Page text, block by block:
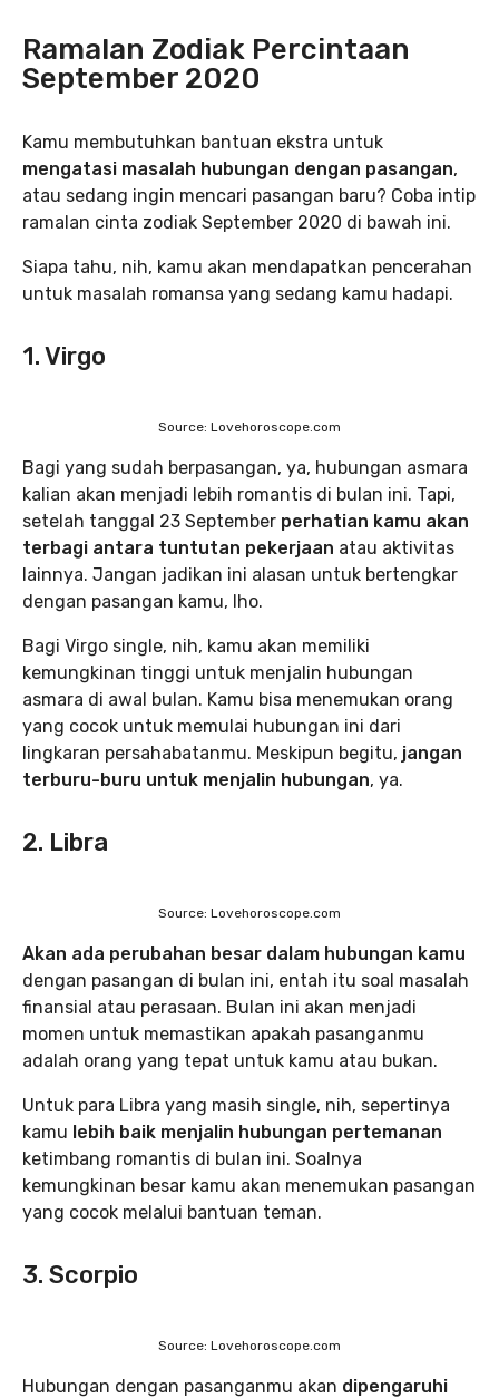
Ramalan Zodiak Percintaan
September 2020
Kamu membutuhkan bantuan ekstra untuk
mengatasi masalah hubungan dengan pasangan,
atau sedang ingin mencari pasangan baru? Coba intip
ramalan cinta zodiak September 2020 di bawah ini.
Siapa tahu, nih, kamu akan mendapatkan pencerahan
untuk masalah romansa yang sedang kamu hadapi.
1. Virgo
Source: Lovehoroscope.com
Bagi yang sudah berpasangan, ya, hubungan asmara
kalian akan menjadi lebih romantis di bulan ini. Tapi,
setelah tanggal 23 September perhatian kamu akan
terbagi antara tuntutan pekerjaan atau aktivitas
lainnya. Jangan jadikan ini alasan untuk bertengkar
dengan pasangan kamu, lho.
Bagi Virgo single, nih, kamu akan memiliki
kemungkinan tinggi untuk menjalin hubungan
asmara di awal bulan. Kamu bisa menemukan orang
yang cocok untuk memulai hubungan ini dari
lingkaran persahabatanmu. Meskipun begitu, jangan
terburu-buru untuk menjalin hubungan, ya.
2. Libra
Source: Lovehoroscope.com
Akan ada perubahan besar dalam hubungan kamu
dengan pasangan di bulan ini, entah itu soal masalah
finansial atau perasaan. Bulan ini akan menjadi
momen untuk memastikan apakah pasanganmu
adalah orang yang tepat untuk kamu atau bukan.
Untuk para Libra yang masih single, nih, sepertinya
kamu lebih baik menjalin hubungan pertemanan
ketimbang romantis di bulan ini. Soalnya
kemungkinan besar kamu akan menemukan pasangan
yang cocok melalui bantuan teman.
3. Scorpio
Source: Lovehoroscope.com
Hubungan dengan pasanganmu akan dipengaruhi